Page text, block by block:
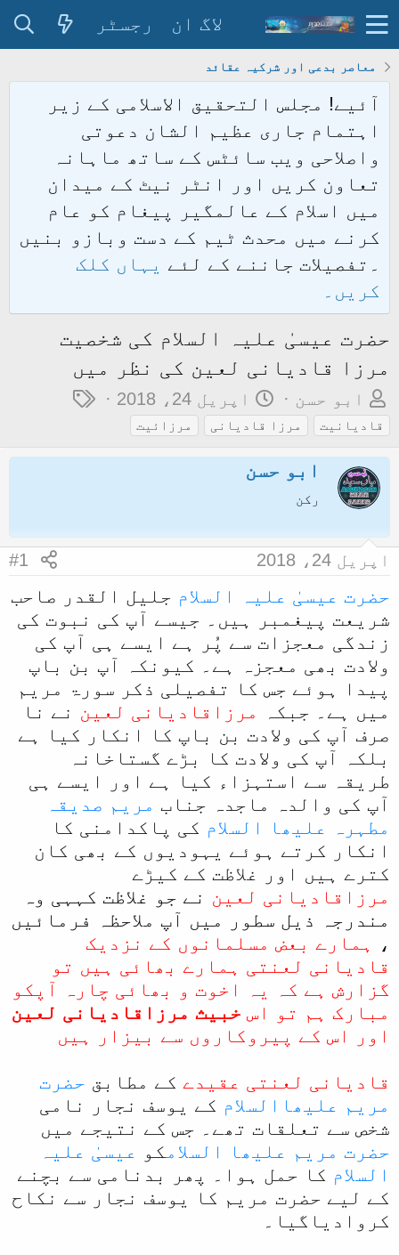
لاگ ان رجسٹر
معاصر بدعی اور شرکیہ عقائد
آئیے! مجلس التحقیق الاسلامی کے زیر
اہتمام جاری عظیم الشان دعوتی
واصلاحی ویب سائٹس کے ساتھ ماہانہ
تعاون کریں اور انٹر نیٹ کے میدان
میں اسلام کے عالمگیر پیغام کو عام
کرنے میں محدث ٹیم کے دست وبازو بنیں
۔تفصیلات جاننے کے لئے یہاں کلک
کریں۔
حضرت عیسیٰ علیہ السلام کی شخصیت
مرزا قادیانی لعین کی نظر میں
م
و
و
ع
ا
آ
غ
ا
ز
ک
ر
ن
ے
ا
ا
ابو حسن
ت
ا
ی
غ
ز
اپریل 24، 2018
ٹ
قادیانیت مرزا قادیانی مرزائیت
ابو حسن
رکن
اپریل 24، 2018 #1
حضرت عیسیٰ علیہ السلام جلیل القدر صاحب
شریعت پیغمبر ہیں۔ جیسے آپ کی نبوت کی
زندگی معجزات سے پُر ہے ایسے ہی آپ کی
ولادت بھی معجزہ ہے۔ کیونکہ آپ بن باپ
پیدا ہوئے جس کا تفصیلی ذکر سورۃ مریم
میں ہے۔ جبکہ
مرزاقادیانی لعین نے نا
صرف آپ کی ولادت بن باپ کا انکار کیا ہے
بلکہ آپ کی ولادت کا بڑے گستاخانہ
طریقہ سے استہزاء کیا ہے اور ایسے ہی
آپ کی والدہ ماجدہ جناب مریم صدیقہ
مطہرہ علیھا السلام کی پاکدامنی کا
انکار کرتے ہوئے یہودیوں کے بھی کان
کترے ہیں اور غلاظت کے کیڑے
مرزاقادیانی لعین نے جو غلاظت کہہی وہ
مندرجہ ذیل سطور میں آپ ملاحظہ فرمائیں
،
ہمارے بعض مسلمانوں کے نزدیک
قادیانی لعنتی ہمارے بھائی ہیں تو
گزارش ہے کہ یہ اخوت و بھائی چارہ آپکو
مبارک ہم تو اس خبیث مرزاقادیانی لعین
اور اس کے پیروکاروں سے بیزار ہیں
قادیانی لعنتی عقیدے کے مطابق حضرت
مریم علیھاالسلام کے یوسف نجار نامی
شخص سے تعلقات تھے۔ جس کے نتیجے میں
حضرت مریم علیھا السلامکو عیسیٰ علیہ
السلام کا حمل ہوا۔ پھر بدنامی سے بچنے
کے لیے حضرت مریم کا یوسف نجار سے نکاح
کروادیاگیا۔